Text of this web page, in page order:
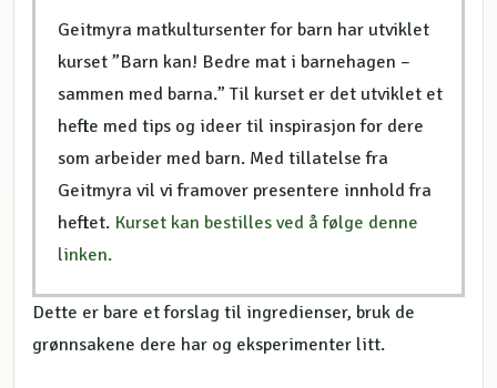
Geitmyra matkultursenter for barn har utviklet
kurset ”Barn kan! Bedre mat i barnehagen –
sammen med barna.” Til kurset er det utviklet et
hefte med tips og ideer til inspirasjon for dere
som arbeider med barn. Med tillatelse fra
Geitmyra vil vi framover presentere innhold fra
heftet. Kurset kan bestilles ved å følge denne
linken.
Dette er bare et forslag til ingredienser, bruk de
grønnsakene dere har og eksperimenter litt.